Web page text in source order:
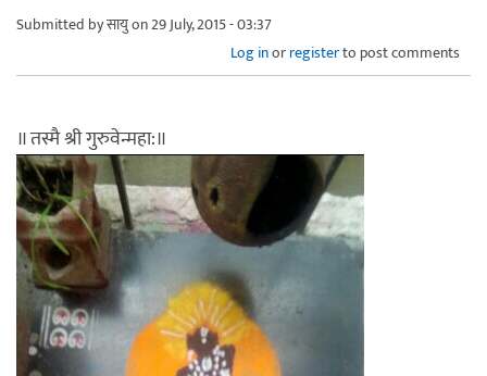
Submitted byसायुon 29 July, 2015 - 03:37
Log inorregisterto post comments
॥ तस्मै श्री गुरुवेन्महा:॥